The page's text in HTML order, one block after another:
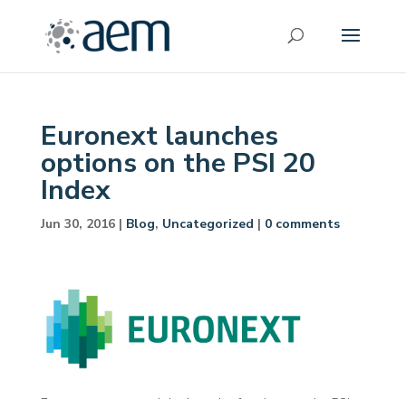
Euronext launches
options on the PSI 20
Index
Jun 30, 2016| Blog, Uncategorized | 0 comments